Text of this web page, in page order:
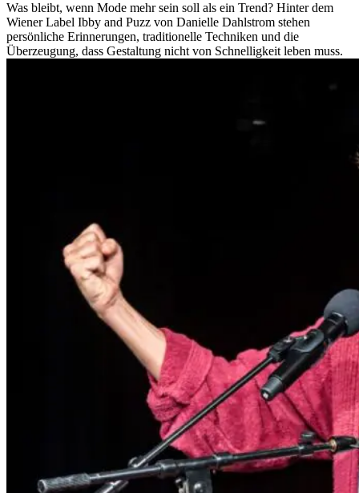
Was bleibt, wenn Mode mehr sein soll als ein Trend? Hinter dem
Wiener Label Ibby and Puzz von Danielle Dahlstrom stehen
persönliche Erinnerungen, traditionelle Techniken und die
Überzeugung, dass Gestaltung nicht von Schnelligkeit leben muss.